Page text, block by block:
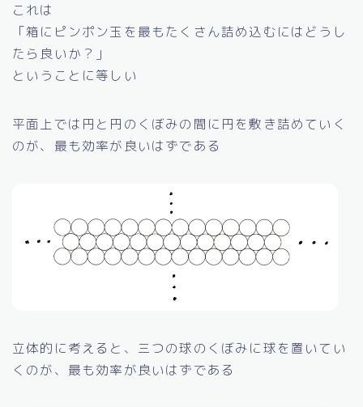
これは
「箱にピンポン玉を最もたくさん詰め込むにはどうし
たら良いか？」
ということに等しい
平面上では円と円のくぼみの間に円を敷き詰めていく
のが、最も効率が良いはずである
立体的に考えると、三つの球のくぼみに球を置いてい
くのが、最も効率が良いはずである